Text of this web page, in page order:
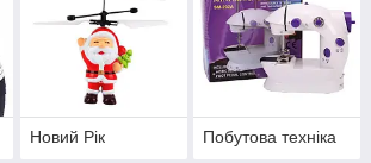
Новий Рік Побутова техніка